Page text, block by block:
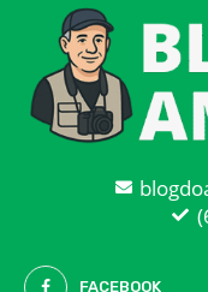
FACEBOOK